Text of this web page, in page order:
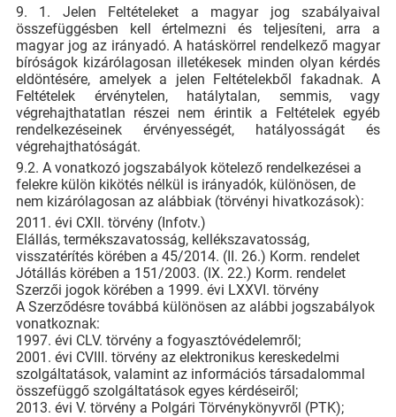
9. 1. Jelen Feltételeket a magyar jog szabályaival
összefüggésben kell értelmezni és teljesíteni, arra a
magyar jog az irányadó. A hatáskörrel rendelkező magyar
bíróságok kizárólagosan illetékesek minden olyan kérdés
eldöntésére, amelyek a jelen Feltételekből fakadnak. A
Feltételek érvénytelen, hatálytalan, semmis, vagy
végrehajthatatlan részei nem érintik a Feltételek egyéb
rendelkezéseinek érvényességét, hatályosságát és
végrehajthatóságát.
9.2. A vonatkozó jogszabályok kötelező rendelkezései a
felekre külön kikötés nélkül is irányadók, különösen, de
nem kizárólagosan az alábbiak (törvényi hivatkozások):
2011. évi CXII. törvény (Infotv.)
Elállás, termékszavatosság, kellékszavatosság,
visszatérítés körében a 45/2014. (II. 26.) Korm. rendelet
Jótállás körében a 151/2003. (IX. 22.) Korm. rendelet
Szerzői jogok körében a 1999. évi LXXVI. törvény
A Szerződésre továbbá különösen az alábbi jogszabályok
vonatkoznak:
1997. évi CLV. törvény a fogyasztóvédelemről;
2001. évi CVIII. törvény az elektronikus kereskedelmi
szolgáltatások, valamint az információs társadalommal
összefüggő szolgáltatások egyes kérdéseiről;
2013. évi V. törvény a Polgári Törvénykönyvről (PTK);